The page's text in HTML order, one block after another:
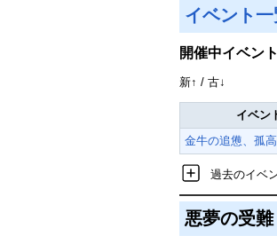
イベント一
開催中イベント
新↑ / 古↓
イベン
金牛の追憊、孤
過去のイベ
悪夢の受